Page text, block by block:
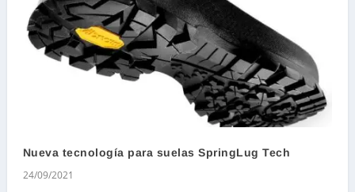
Nueva tecnología para suelas SpringLug Tech
24/09/2021